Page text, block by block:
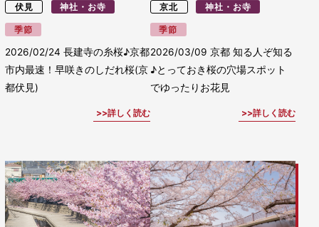
伏見 神社・お寺
季節
2026/02/24長建寺の糸桜♪京都
市内最速！早咲きのしだれ桜(京
都伏見)
詳しく読む
京北 神社・お寺
季節
2026/03/09 京都 知る人ぞ知る
♪とっておき桜の穴場スポット
でゆったりお花見
詳しく読む